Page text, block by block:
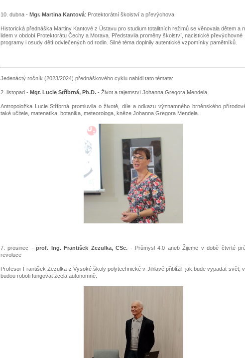
10. dubna - Mgr. Martina Kantová: Protektorátní školství a převýchova
Historická přednáška Martiny Kantové z Ústavu pro studium totalitních režimů se věnovala dětem a
lidem v období Protektorátu Čechy a Morava. Představila proměny školství, nacistické převýchovné
programy i osudy dětí odvlečených od rodin. Silné téma doplnily autentické vzpomínky pamětníků.
Jedenáctý ročník (2023/2024) přednáškového cyklu nabídl tato témata:
2. listopad - Mgr. Lucie Stříbrná, Ph.D. - Život a tajemství Johanna Gregora Mendela
Antropoložka Lucie Stříbrná promluvila o životě, díle a odkazu významného brněnského
také učitele, matenatika, botanika, meteorologa, kněze Johanna Gregora Mendela.
7. prosinec -prof. Ing. František Zezulka, CSc. - Průmysl 4.0 aneb Žijeme v době čtvrté
revoluce
Profesor František Zezulka z Vysoké školy polytechnické v Jihlavě přiblížil, jak bude vypadat svět,
budou roboti fungovat zcela autonomně.